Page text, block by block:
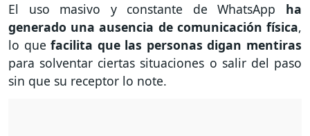
El uso masivo y constante de WhatsApp ha
generado una ausencia de comunicación física,
lo quefacilita que las personas digan mentiras
para solventar ciertas situaciones o salir del paso
sin que su receptor lo note.